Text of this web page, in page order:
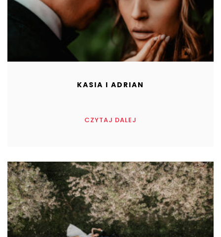
KASIA I ADRIAN
CZYTAJ DALEJ